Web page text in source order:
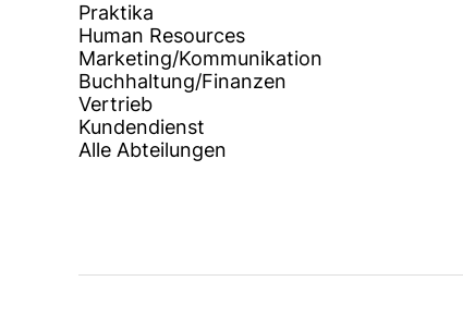
Praktika
Human Resources
Marketing/Kommunikation
Buchhaltung/Finanzen
Vertrieb
Kundendienst
Alle Abteilungen